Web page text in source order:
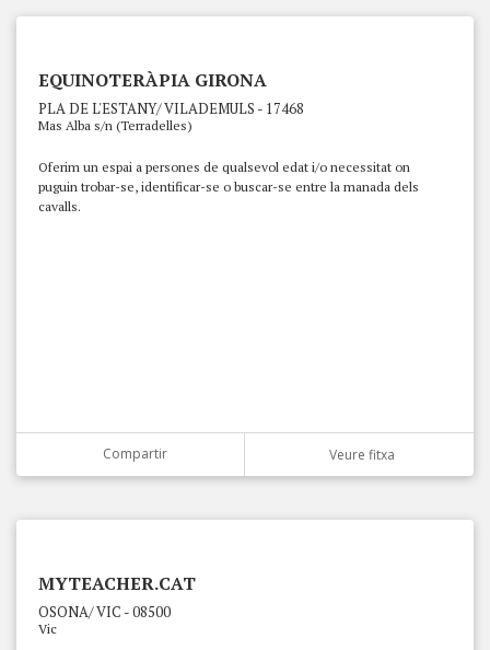
EQUINOTERÀPIA GIRONA
PLA DE L'ESTANY/ VILADEMULS - 17468
Mas Alba s/n (Terradelles)
Oferim un espai a persones de qualsevol edat i/o necessitat on
puguin trobar-se, identificar-se o buscar-se entre la manada dels
cavalls.
Compartir Veure fitxa
MYTEACHER.CAT
OSONA/ VIC - 08500
Vic